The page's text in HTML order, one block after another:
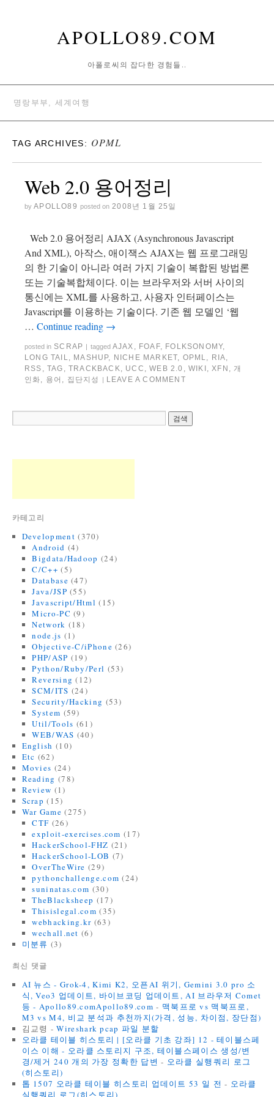
APOLLO89.COM
아폴로씨의 잡다한 경험들..
명랑부부, 세계여행
TAG ARCHIVES: OPML
Web 2.0 용어정리
by APOLLO89 posted on 2008년 1월 25일
Web 2.0 용어정리 AJAX (Asynchronous Javascript
And XML), 아작스, 애이잭스 AJAX는 웹 프로그래밍
의 한 기술이 아니라 여러 가지 기술이 복합된 방법론
또는 기술복합체이다. 이는 브라우저와 서버 사이의
통신에는 XML를 사용하고, 사용자 인터페이스는
Javascript를 이용하는 기술이다. 기존 웹 모델인 ‘웹
… Continue reading →
posted in SCRAP | tagged AJAX , FOAF, FOLKSONOMY,
LONG TAIL, MASHUP, NICHE MARKET, OPML, RIA,
RSS ,TAG ,TRACKBACK, UCC ,WEB 2.0 ,WIKI ,XFN ,개
인화, 용어 , 집단지성 | LEAVE A COMMENT
카테고리
Development (370)
Android (4)
Bigdata/Hadoop (24)
C/C++ (5)
Database (47)
Java/JSP (55)
Javascript/Html (15)
Micro-PC (9)
Network (18)
node.js (1)
Objective-C/iPhone (26)
PHP/ASP (19)
Python/Ruby/Perl (53)
Reversing (12)
SCM/ITS (24)
Security/Hacking (53)
System (59)
Util/Tools (61)
WEB/WAS (40)
English (10)
Etc (62)
Movies (24)
Reading (78)
Review (1)
Scrap (15)
War Game (275)
CTF (26)
exploit-exercises.com (17)
HackerSchool-FHZ (21)
HackerSchool-LOB (7)
OverTheWire (29)
pythonchallenge.com (24)
suninatas.com (30)
TheBlacksheep (17)
Thisislegal.com (35)
webhacking.kr (63)
wechall.net (6)
미분류 (3)
최신 댓글
AI 뉴스 - Grok-4, Kimi K2, 오픈AI 위기, Gemini 3.0 pro 소
식, Veo3 업데이트, 바이브코딩 업데이트, AI 브라우저 Comet
등 - Apollo89.comApollo89.com - 맥북프로 vs 맥북프로,
M3 vs M4, 비교 분석과 추천까지(가격, 성능, 차이점, 장단점)
김교령 -Wireshark pcap 파일 분할
오라클 테이블 히스토리 | [오라클 기초 강좌] 12 - 테이블스페
이스 이해 - 오라클 스토리지 구조, 테이블스페이스 생성/변
경/제거 240 개의 가장 정확한 답변 - 오라클 실행쿼리 로그
(히스토리)
톱 1507 오라클 테이블 히스토리 업데이트 53 일 전 - 오라클
실행쿼리 로그(히스토리)